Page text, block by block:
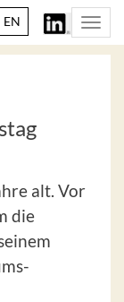
EN
alt. Vor
die